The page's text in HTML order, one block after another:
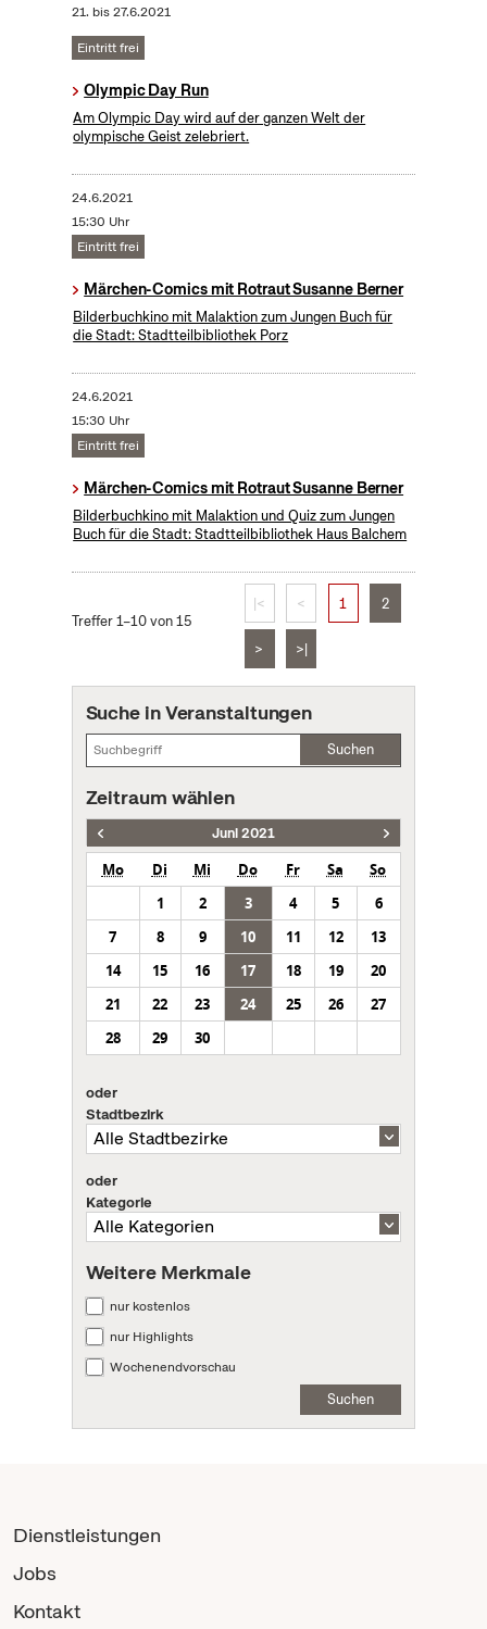
21. bis27.6.2021
Eintritt frei
Olympic Day Run
Am Olympic Day wird auf der ganzen Welt der
olympische Geist zelebriert.
24.6.2021
15:30 Uhr
Eintritt frei
Märchen-Comics mit Rotraut Susanne Berner
Bilderbuchkino mit Malaktion zum Jungen Buch für
die Stadt: Stadtteilbibliothek Porz
24.6.2021
15:30 Uhr
Eintritt frei
Märchen-Comics mit Rotraut Susanne Berner
Bilderbuchkino mit Malaktion und Quiz zum Jungen
Buch für die Stadt: Stadtteilbibliothek Haus Balchem
Treffer 1–10 von 15
|< < 1 2
> >|
Suche in Veranstaltungen
Suchen
Zeitraum wählen
Juni 2021
Mo Di Mi Do Fr Sa
So
1
2 3 4 5
6
7
8 9 10 11 12
13
14
15 16 17 18 19
20
21
22 23 24 25 26
27
28
29 30
oder
Stadtbezirk
oder
Kategorie
Weitere Merkmale
nur kostenlos
nur Highlights
Wochenendvorschau
Suchen
Dienstleistungen
Jobs
Kontakt